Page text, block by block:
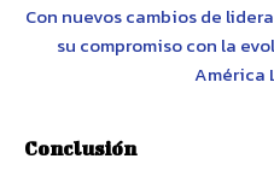
Con nuevos cambios de
su compromiso con la
América
Conclusión